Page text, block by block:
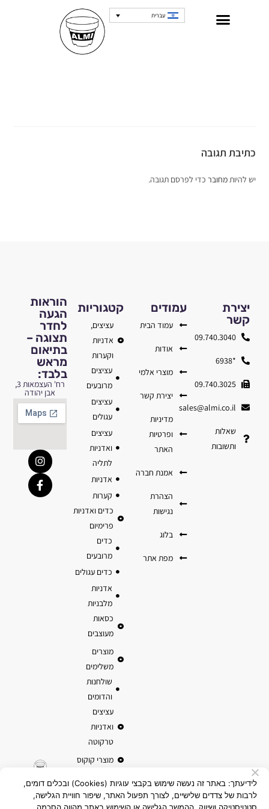
עברית
כתיבת תגובה
יש להיותמחובר כדי לפרסם תגובה.
הוראות
הגעה
לחדר
תצוגה –
בתיאום
מראש
בלבד:
רח' העצמאות 3,
אבן יהודה
קטגוריות
עציצים,
אדניות
וקערות
עציצים
מרובעים
עציצים
עגולים
עציצים
ואדניות
לתליה
אדניות
קערות
כדים ואדניות
פרימיום
כדים
מרובעים
כדים עגולים
אדניות
מלבניות
כסאות
מעוצבים
מוצרים
משלימים
שולחנות
והדומים
עציצים
ואדניות
טרקוטה
מוצרי קוקוס
עמודים
עמוד הבית
אודות
מוצרי אלמי
יצירת קשר
מדיניות
ופרטיות
האתר
אמנת חברה
הצהרת
נגישות
בלוג
מפת אתר
יצירת
קשר
09.740.3040
*6938
09.740.3025
sales@almi.co.il
שאלות
ותשובות
לידיעתך: באתר זה נעשה שימוש בקבצי עוגיות (Cookies) ובכלים דומים,
לרבות של צדדים שלישיים, לצורך תפעול האתר, שיפור חוויית הגלישה,